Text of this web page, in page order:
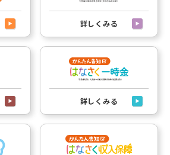
詳しくみる
詳しくみる